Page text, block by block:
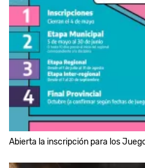
Abierta la inscripción para los